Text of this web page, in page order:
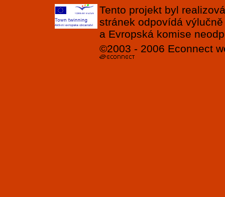
Tento projekt byl
stránek odpovídá
a Evropská komise
©2003 - 2006 Econnect